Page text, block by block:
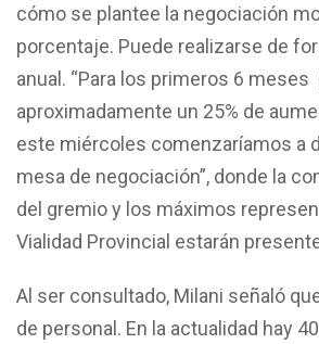
cómo se plantee la negociación
porcentaje. Puede realizarse de
anual. “Para los primeros 6
aproximadamente un 25% de
este miércoles comenzaríamos a
mesa de negociación”, donde la
del gremio y los máximos
Vialidad Provincial estarán
Al ser consultado, Milani señaló
de personal. En la actualidad hay